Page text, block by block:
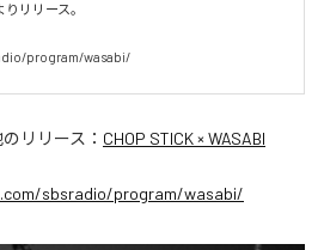
リリース。
リリース： CHOP STICK × WASABI
sbsradio/program/wasabi/